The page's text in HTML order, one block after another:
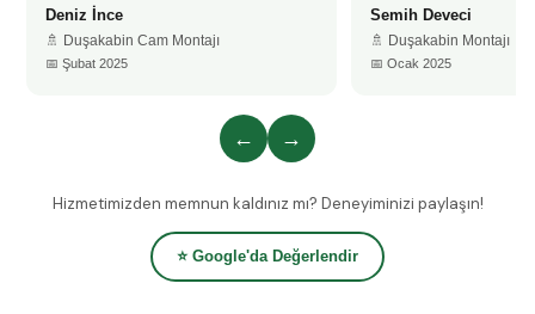
Deniz İnce
🚿 Duşakabin Cam Montajı
📅 Şubat 2025
Semih Deveci
🚿 Duşakabin Montajı
📅 Ocak 2025
← →
Hizmetimizden memnun kaldınız mı? Deneyiminizi paylaşın!
⭐ Google'da Değerlendir